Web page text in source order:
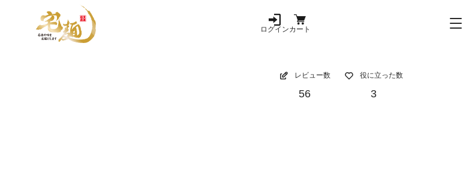
ログインカート
レビュー数
56
役に立った数
3